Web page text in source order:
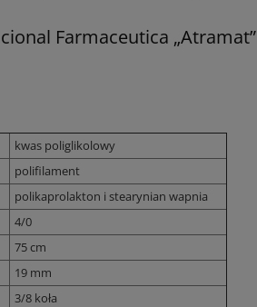
Farmaceutica „Atramat”
kwas poliglikolowy
polifilament
polikaprolakton i stearynian wapnia
4/0
75 cm
19 mm
3/8 koła